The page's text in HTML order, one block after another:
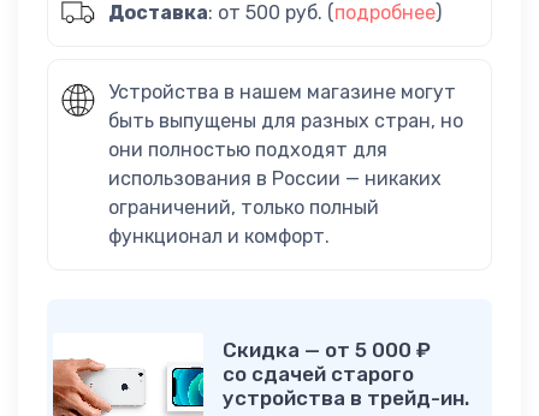
Доставка: от 500 руб. (подробнее)
Устройства в нашем магазине могут
быть выпущены для разных стран, но
они полностью подходят для
использования в России — никаких
ограничений, только полный
функционал и комфорт.
Скидка — от 5 000 ₽
со сдачей старого
устройства в трейд-ин.